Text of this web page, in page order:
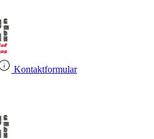
Kontaktformular